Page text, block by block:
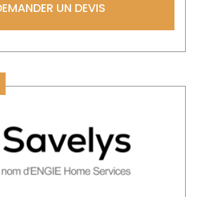
UN DEVIS